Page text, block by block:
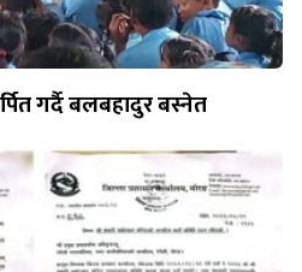
गर्दै बलबहादुर बस्नेत